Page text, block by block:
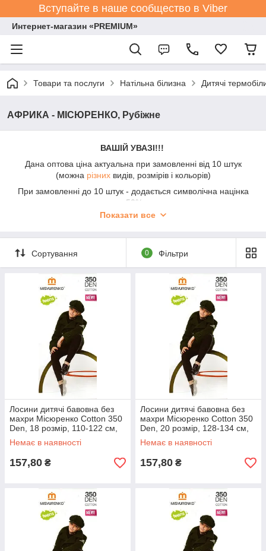
Вступайте в наше сообщество в Viber
Интернет-магазин «PREMIUM»
Товари та послуги Натільна білизна Дитячі
АФРИКА - МІСЮРЕНКО, Рубіжне
ВАШІЙ УВАЗІ!!!
Дана оптова ціна актуальна при замовленні від 10 штук
(можна різнихвидів, розмірів і кольорів)
При замовленні до 10 штук - додається символічна націнка
+50%.
Прохання акцентувати на цьому увагу при спілкуванні з
Показати все
Сортування 0 Фільтри
Лосини дитячі бавовна без
махри Місюренко Cotton 350
Den, 18 розмір, 110-122 см,
чорні, 07572
Немає в наявності
157,80 ₴
Лосини дитячі бавовна без
махри Місюренко Cotton 350
Den, 20 розмір, 128-134 см,
чорні, 07573
Немає в наявності
157,80 ₴